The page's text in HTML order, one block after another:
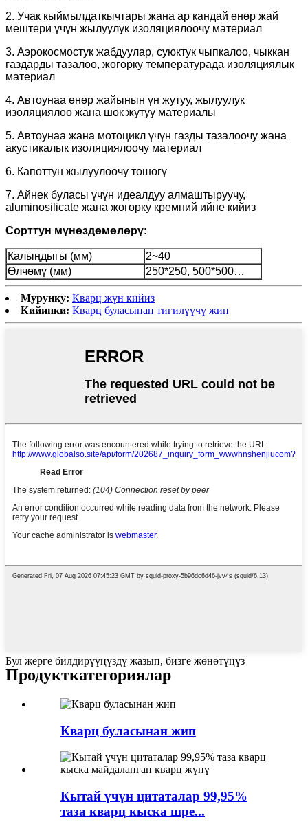
2. Учак кыймылдаткычтары жана ар кандай өнөр жай
мештери үчүн жылуулук изоляциялоочу материал
3. Аэрокосмостук жабдуулар, суюктук чыпкалоо, чыккан
газдарды тазалоо, жогорку температурада изоляциялык
материал
4. Автоунаа өнөр жайынын үн жутуу, жылуулук
изоляциялоо жана шок жутуу материалы
5. Автоунаа жана мотоцикл үчүн газды тазалоочу жана
акустикалык изоляциялоочу материал
6. Капоттун жылуулоочу төшөгү
7. Айнек буласы үчүн идеалдуу алмаштыруучу,
aluminosilicate жана жогорку кремний ийне кийиз
Сорттун мүнөздөмөлөрү:
Калыңдыгы (мм)
2~40
Өлчөмү (мм)
250*250, 500*500…
Мурунку: Кварц жүн кийиз
Кийинки: Кварц буласынан тигилүүчү жип
Бул жерге билдирүүңүздү жазып, бизге жөнөтүңүз
Продукткатегориялар
Кварц буласынан жип
Кытай үчүн цитаталар 99,95%
таза кварц кыска шре...